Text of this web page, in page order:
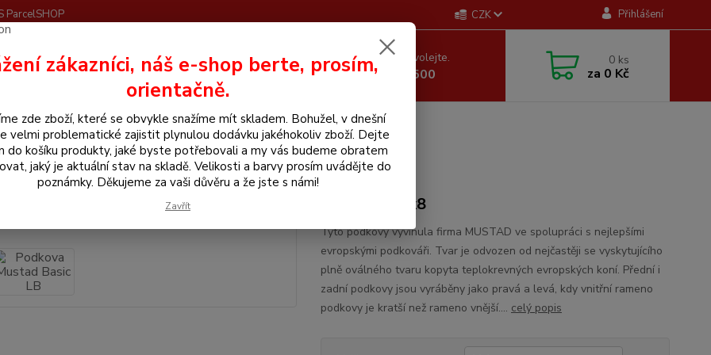
ParcelSHOP CZK Přihlášení
Hledat Nevíte si rady? Zavolejte.
+420 605 255 500
0 ks
za 0 Kč
zboží Podkovy Podkova Mustad Basic LB
Mustad Basic LB
Basic LB 22x8
Tyto podkovy vyvinula firma MUSTAD ve spolupráci s nejlepšími
evropskými podkováři. Tvar je odvozen od nejčastěji se vyskytujícího
plně oválného tvaru kopyta teplokrevných evropských koní. Přední i
zadní podkovy jsou vyráběny jako pravá a levá, kdy vnitřní rameno
podkovy je kratší než rameno vnější.... celý popis
zákazníci, náš e-shop berte, prosím,
orientačně.
zde zboží, které se obvykle snažíme mít skladem. Bohužel, v dnešní
velmi problematické zajistit plynulou dodávku jakéhokoliv zboží. Dejte
do košíku produkty, jaké byste potřebovali a my vás budeme obratem
jaký je aktuální stav na skladě. Velikosti a barvy prosím uvádějte do
poznámky. Děkujeme za vaši důvěru a že jste s námi!
Zavřít